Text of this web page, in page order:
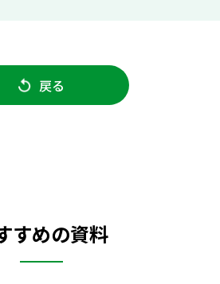
戻る
すめの資料